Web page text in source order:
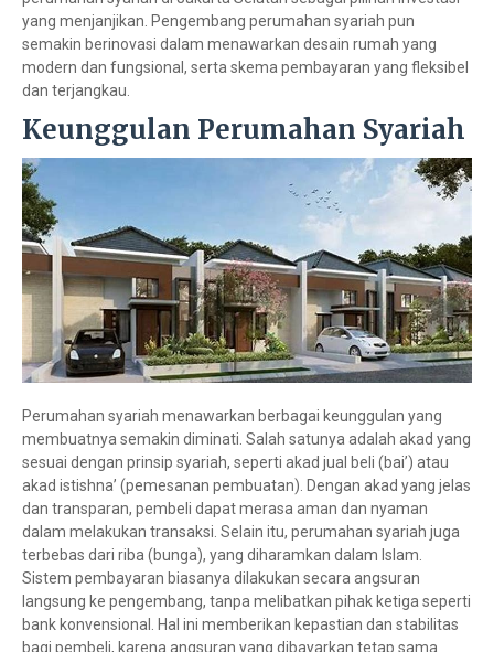
yang menjanjikan. Pengembang perumahan syariah pun
semakin berinovasi dalam menawarkan desain rumah yang
modern dan fungsional, serta skema pembayaran yang fleksibel
dan terjangkau.
Keunggulan Perumahan Syariah
Perumahan syariah menawarkan berbagai keunggulan yang
membuatnya semakin diminati. Salah satunya adalah akad yang
sesuai dengan prinsip syariah, seperti akad jual beli (bai’) atau
akad istishna’ (pemesanan pembuatan). Dengan akad yang jelas
dan transparan, pembeli dapat merasa aman dan nyaman
dalam melakukan transaksi. Selain itu, perumahan syariah juga
terbebas dari riba (bunga), yang diharamkan dalam Islam.
Sistem pembayaran biasanya dilakukan secara angsuran
langsung ke pengembang, tanpa melibatkan pihak ketiga seperti
bank konvensional. Hal ini memberikan kepastian dan stabilitas
bagi pembeli, karena angsuran yang dibayarkan tetap sama